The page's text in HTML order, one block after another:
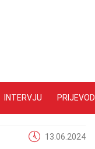
INTERVJU PRIJEVODI
13.06.2024